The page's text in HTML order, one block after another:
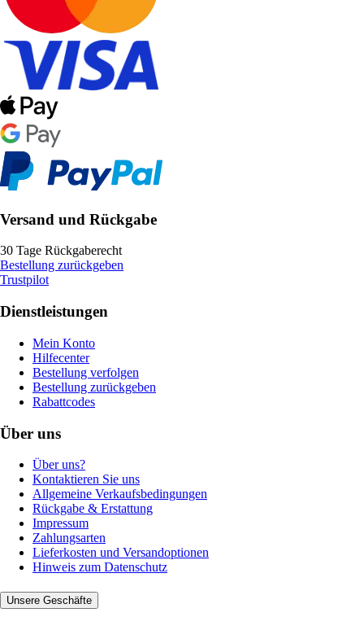
Versand und Rückgabe
30 Tage Rückgaberecht
Bestellung zurückgeben
Trustpilot
Dienstleistungen
Mein Konto
Hilfecenter
Bestellung verfolgen
Bestellung zurückgeben
Rabattcodes
Über uns
Über uns?
Kontaktieren Sie uns
Allgemeine Verkaufsbedingungen
Rückgabe & Erstattung
Impressum
Zahlungsarten
Lieferkosten und Versandoptionen
Hinweis zum Datenschutz
Unsere Geschäfte